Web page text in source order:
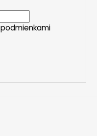
podmienkami